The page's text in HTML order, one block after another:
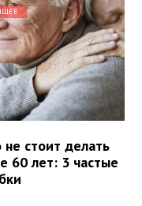
не стоит делать
60 лет: 3 частые